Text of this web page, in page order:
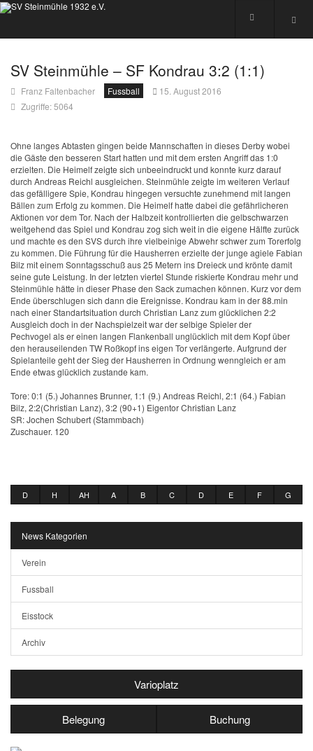
SV Steinmühle – SF Kondrau 3:2 (1:1)
Franz Faltenbacher Fussball
15. August 2016
Zugriffe: 5064
Ohne langes Abtasten gingen beide Mannschaften in dieses Derby wobei
die Gäste den besseren Start hatten und mit dem ersten Angriff das 1:0
erzielten. Die Heimelf zeigte sich unbeeindruckt und konnte kurz darauf
durch Andreas Reichl ausgleichen. Steinmühle zeigte im weiteren Verlauf
das gefälligere Spie, Kondrau hingegen versuchte zunehmend mit langen
Bällen zum Erfolg zu kommen. Die Heimelf hatte dabei die gefährlicheren
Aktionen vor dem Tor. Nach der Halbzeit kontrollierten die gelbschwarzen
weitgehend das Spiel und Kondrau zog sich weit in die eigene Hälfte zurück
und machte es den SVS durch ihre vielbeinige Abwehr schwer zum Torerfolg
zu kommen. Die Führung für die Hausherren erzielte der junge agiele Fabian
Bilz mit einem Sonntagsschuß aus 25 Metern ins Dreieck und krönte damit
seine gute Leistung. In der letzten viertel Stunde riskierte Kondrau mehr und
Steinmühle hätte in dieser Phase den Sack zumachen können. Kurz vor dem
Ende überschlugen sich dann die Ereignisse. Kondrau kam in der 88.min
nach einer Standartsituation durch Christian Lanz zum glücklichen 2:2
Ausgleich doch in der Nachspielzeit war der selbige Spieler der
Pechvogel als er einen langen Flankenball unglücklich mit dem Kopf über
den herauseilenden TW Roßkopf ins eigen Tor verlängerte. Aufgrund der
Spielanteile geht der Sieg der Hausherren in Ordnung wenngleich er am
Ende etwas glücklich zustande kam.
Tore: 0:1 (5.) Johannes Brunner, 1:1 (9.) Andreas Reichl, 2:1 (64.) Fabian
Bilz, 2:2(Christian Lanz), 3:2 (90+1) Eigentor Christian Lanz
SR: Jochen Schubert (Stammbach)
Zuschauer. 120
D H AH A B C D E F G
News Kategorien
Verein
Fussball
Eisstock
Archiv
Varioplatz
Belegung Buchung